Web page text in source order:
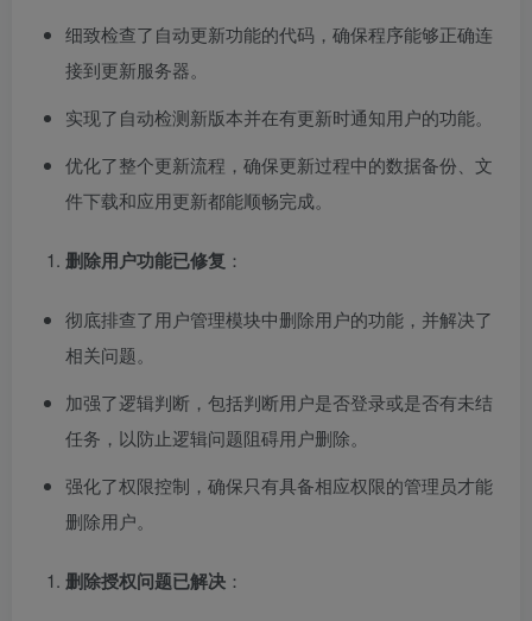
细致检查了自动更新功能的代码，确保程序能够正确连
接到更新服务器。
实现了自动检测新版本并在有更新时通知用户的功能。
优化了整个更新流程，确保更新过程中的数据备份、文
件下载和应用更新都能顺畅完成。
删除用户功能已修复 ：
彻底排查了用户管理模块中删除用户的功能，并解决了
相关问题。
加强了逻辑判断，包括判断用户是否登录或是否有未结
任务，以防止逻辑问题阻碍用户删除。
强化了权限控制，确保只有具备相应权限的管理员才能
删除用户。
删除授权问题已解决 ：